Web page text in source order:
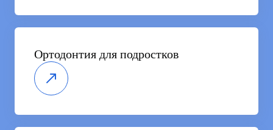
Ортодонтия для подростков